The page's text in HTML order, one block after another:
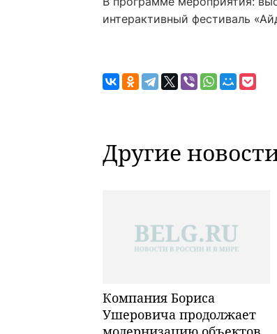
интерактивный фестиваль
Другие
Компания Бориса
Ушеровича продолжает